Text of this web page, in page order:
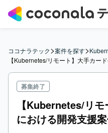
ココナラテック>案件を探す>
【Kubernetes/リモート】大手カー
募集終了
【Kubernetes/リ
における開発支援